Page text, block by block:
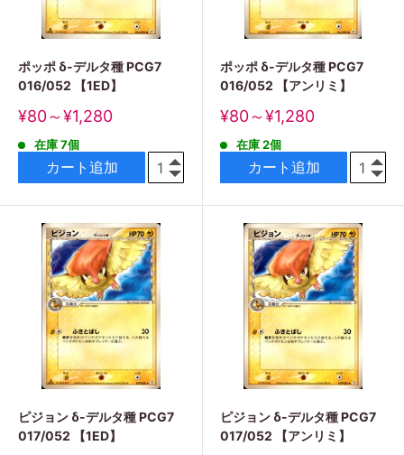
ポッポ δ-デルタ種 PCG7
016/052 【1ED】
販
価
¥80～¥1,280
在庫 7個
カート追加
ポッポ δ-デルタ種 PCG7
016/052 【アンリミ】
販
価
¥80～¥1,280
在庫 2個
カート追加
ピジョン δ-デルタ種 PCG7
017/052 【1ED】
ピジョン δ-デルタ種 PCG7
017/052 【アンリミ】